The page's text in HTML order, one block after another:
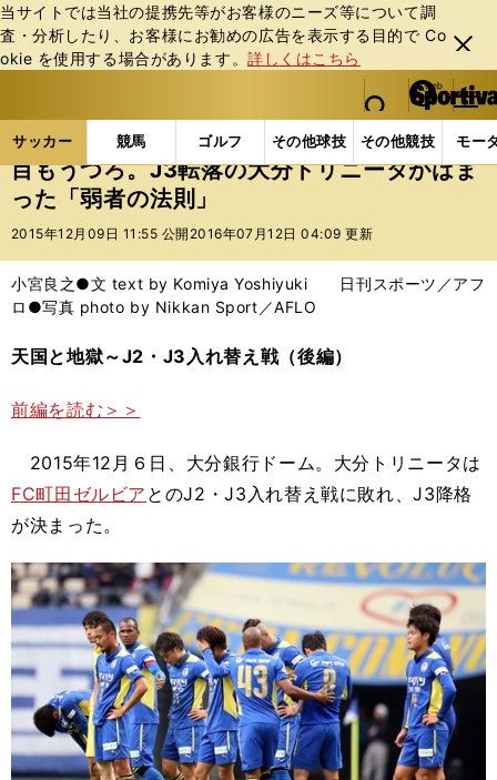
当サイトでは当社の提携先等がお客様のニーズ等について調
査・分析したり、お客様にお勧めの広告を表⽰する⽬的で Co
okie を使⽤する場合があります。詳しくはこちら
閉じ
る
web Sportiva (webスポルティーバ)
検索
マイペ
ー
ジ
メニュ
サッカー 競馬 ゴルフ その他球技 その他競技 モー
ス
ポ
ル
バ
サッカーの記事一覧 Jリーグ他 Jリーグ 目もう
目もうつろ。J3転落の大分トリニータがはま
った「弱者の法則」
2015年12月09日 11:55 公開 2016年07月12日 04:09 更新
小宮良之●文 text by Komiya Yoshiyuki 日刊スポーツ／アフ
ロ●写真 photo by Nikkan Sport／AFLO
天国と地獄～J2・J3入れ替え戦（後編）
前編を読む＞＞
2015年12月６日、大分銀行ドーム。大分トリニータは
FC町田ゼルビア とのJ2・J3入れ替え戦に敗れ、J3降格
が決まった。